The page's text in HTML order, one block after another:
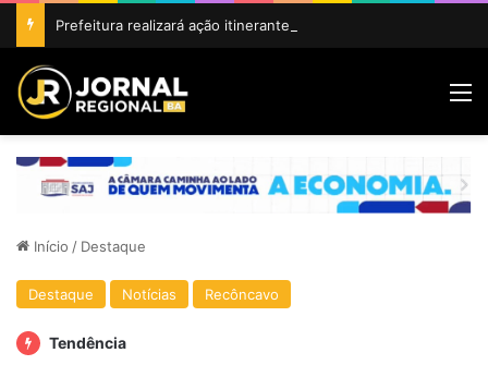
Início / Destaque
Destaque Notícias Recôncavo
Tendência